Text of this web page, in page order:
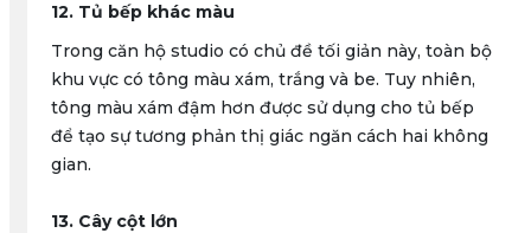
12. Tủ bếp khác màu
Trong căn hộ studio có chủ đề tối giản này, toàn bộ
khu vực có tông màu xám, trắng và be. Tuy nhiên,
tông màu xám đậm hơn được sử dụng cho tủ bếp
để tạo sự tương phản thị giác ngăn cách hai không
gian.
13. Cây cột lớn